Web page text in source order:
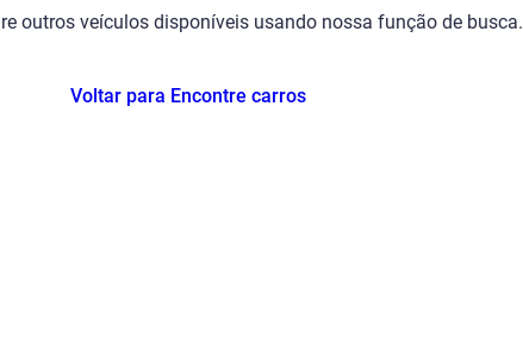
outros veículos disponíveis usando nossa função de busca.
Voltar para Encontre carros